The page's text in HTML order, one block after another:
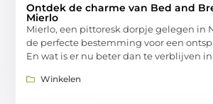
Ontdek de charme van Bed and
Mierlo
Mierlo, een pittoresk dorpje gelegen in
de perfecte bestemming voor een
En wat is er nu beter dan te verblijven in
Winkelen